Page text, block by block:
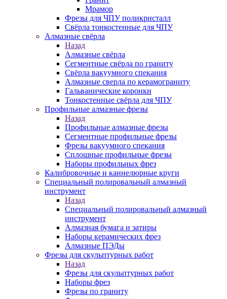
Мрамор
Фрезы для ЧПУ поликристалл
Свёрла тонкостенные для ЧПУ
Алмазные свёрла
Назад
Алмазные свёрла
Сегментные свёрла по граниту
Свёрла вакуумного спекания
Алмазные сверла по керамограниту
Гальванические коронки
Тонкостенные свёрла для ЧПУ
Профильные алмазные фрезы
Назад
Профильные алмазные фрезы
Сегментные профильные фрезы
Фрезы вакуумного спекания
Сплошные профильные фрезы
Наборы профильных фрез
Калибровочные и каннелюрные круги
Специальный полировальный алмазный
инструмент
Назад
Специальный полировальный алмазный
инструмент
Алмазная бумага и затиры
Наборы керамических фрез
Алмазные ПЭДы
Фрезы для скульптурных работ
Назад
Фрезы для скульптурных работ
Наборы фрез
Фрезы по граниту